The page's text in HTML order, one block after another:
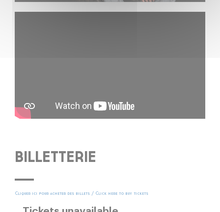
BILLETTERIE
Cliquer ici pour acheter des billets / Click here to buy tickets